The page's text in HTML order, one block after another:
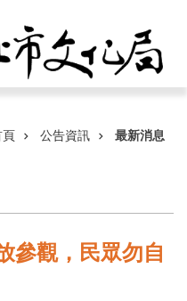
頁 公告資訊 最新消息
參觀，民眾勿自